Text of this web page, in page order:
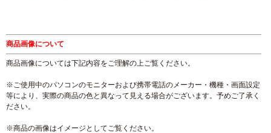
商品画像について
商品画像については下記内容をご理解の上ご覧ください。
※ご使用中のパソコンのモニターおよび携帯電話のメーカー・機種・画面設定
等により、実際の商品の色と異なって見える場合がございます。予めご了承く
ださい。
※商品の画像はイメージとしてご覧ください。